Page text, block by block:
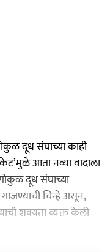
दूध संघाच्या काही
आता नव्या वादाला
दूध संघाच्या
गाजण्याची चिन्हे असून,
शक्यता व्यक्त केली